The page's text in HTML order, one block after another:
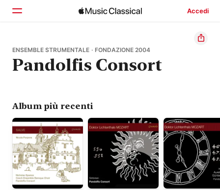
Accedi
Home
Scopri
ENSEMBLE STRUMENTALE · FONDAZIONE 2004
Pandolfis Consort
Album più recenti